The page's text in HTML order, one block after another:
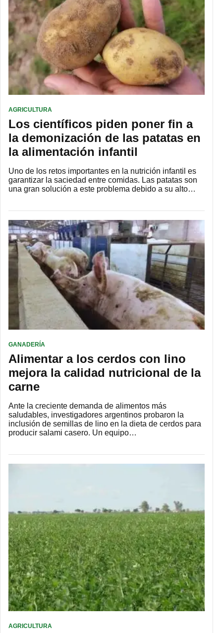
AGRICULTURA
Los científicos piden poner fin a
la demonización de las patatas en
la alimentación infantil
Uno de los retos importantes en la nutrición infantil es
garantizar la saciedad entre comidas. Las patatas son
una gran solución a este problema debido a su alto…
GANADERÍA
Alimentar a los cerdos con lino
mejora la calidad nutricional de la
carne
Ante la creciente demanda de alimentos más
saludables, investigadores argentinos probaron la
inclusión de semillas de lino en la dieta de cerdos para
producir salami casero. Un equipo…
AGRICULTURA